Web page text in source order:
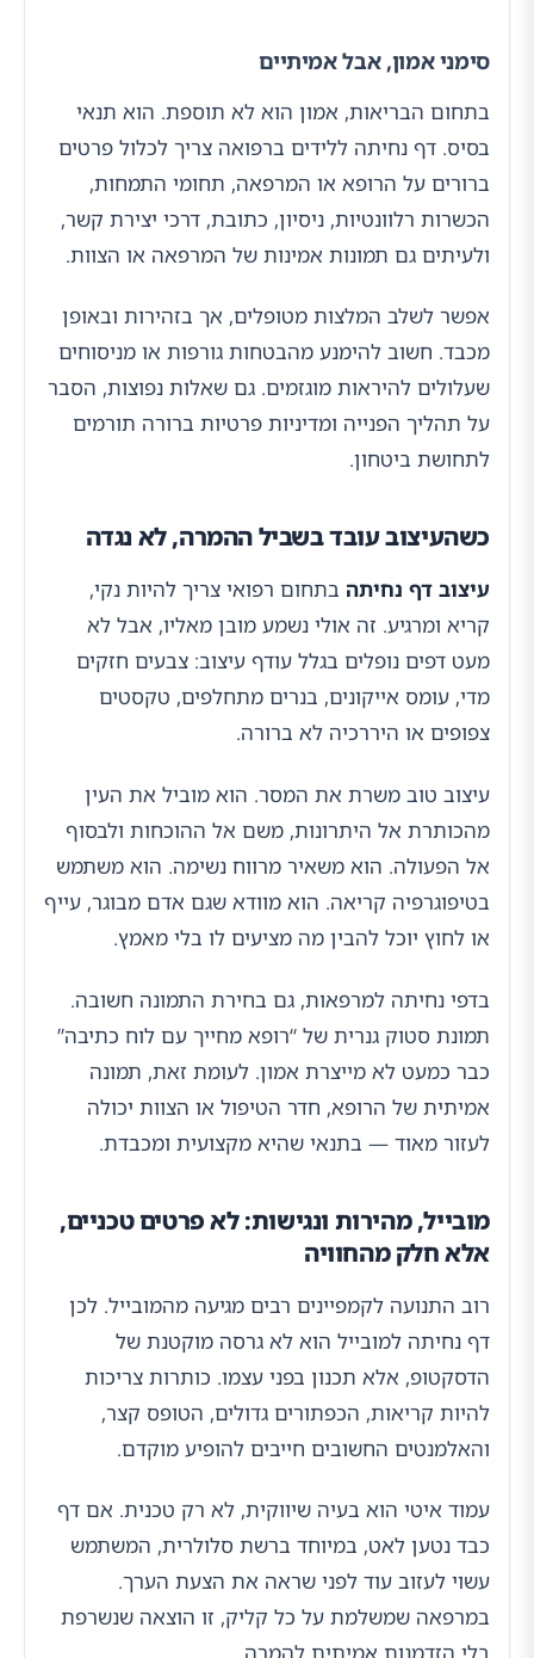
סימני אמון, אבל אמיתיים
בתחום הבריאות, אמון הוא לא תוספת. הוא תנאי
בסיס. דף נחיתה ללידים ברפואה צריך לכלול פרטים
ברורים על הרופא או המרפאה, תחומי התמחות,
הכשרות רלוונטיות, ניסיון, כתובת, דרכי יצירת קשר,
ולעיתים גם תמונות אמינות של המרפאה או הצוות.
אפשר לשלב המלצות מטופלים, אך בזהירות ובאופן
מכבד. חשוב להימנע מהבטחות גורפות או מניסוחים
שעלולים להיראות מוגזמים. גם שאלות נפוצות, הסבר
על תהליך הפנייה ומדיניות פרטיות ברורה תורמים
לתחושת ביטחון.
כשהעיצוב עובד בשביל ההמרה, לא נגדה
עיצוב דף נחיתה בתחום רפואי צריך להיות נקי,
קריא ומרגיע. זה אולי נשמע מובן מאליו, אבל לא
מעט דפים נופלים בגלל עודף עיצוב: צבעים חזקים
מדי, עומס אייקונים, בנרים מתחלפים, טקסטים
צפופים או היררכיה לא ברורה.
עיצוב טוב משרת את המסר. הוא מוביל את העין
מהכותרת אל היתרונות, משם אל ההוכחות ולבסוף
אל הפעולה. הוא משאיר מרווח נשימה. הוא משתמש
בטיפוגרפיה קריאה. הוא מוודא שגם אדם מבוגר, עייף
או לחוץ יוכל להבין מה מציעים לו בלי מאמץ.
בדפי נחיתה למרפאות, גם בחירת התמונה חשובה.
תמונת סטוק גנרית של “רופא מחייך עם לוח כתיבה”
כבר כמעט לא מייצרת אמון. לעומת זאת, תמונה
אמיתית של הרופא, חדר הטיפול או הצוות יכולה
לעזור מאוד — בתנאי שהיא מקצועית ומכבדת.
מובייל, מהירות ונגישות: לא פרטים טכניים,
אלא חלק מהחוויה
רוב התנועה לקמפיינים רבים מגיעה מהמובייל. לכן
דף נחיתה למובייל הוא לא גרסה מוקטנת של
הדסקטופ, אלא תכנון בפני עצמו. כותרות צריכות
להיות קריאות, הכפתורים גדולים, הטופס קצר,
והאלמנטים החשובים חייבים להופיע מוקדם.
עמוד איטי הוא בעיה שיווקית, לא רק טכנית. אם דף
כבד נטען לאט, במיוחד ברשת סלולרית, המשתמש
עשוי לעזוב עוד לפני שראה את הצעת הערך.
במרפאה שמשלמת על כל קליק, זו הוצאה שנשרפת